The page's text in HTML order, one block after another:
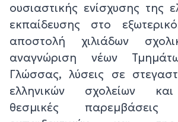
ουσιαστικής ενίσχυσης της
εκπαίδευσης στο
αποστολή χιλιάδων
αναγνώριση νέων
Γλώσσας, λύσεις σε
ελληνικών σχολείων
θεσμικές